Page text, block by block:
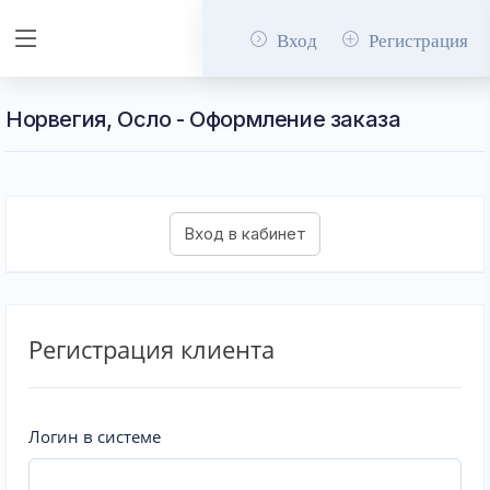
Вход Регистрация
Норвегия, Осло - Оформление заказа
Регистрация клиента
Логин в системе